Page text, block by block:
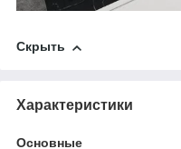
Скрыть
Характеристики
Основные